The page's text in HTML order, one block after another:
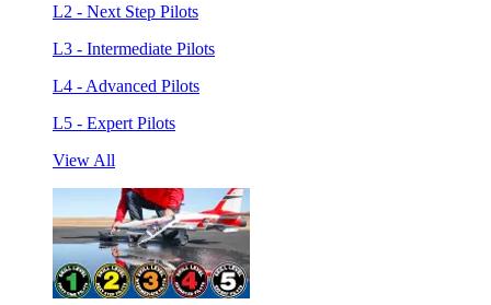
L2 - Next Step Pilots
L3 - Intermediate Pilots
L4 - Advanced Pilots
L5 - Expert Pilots
View All